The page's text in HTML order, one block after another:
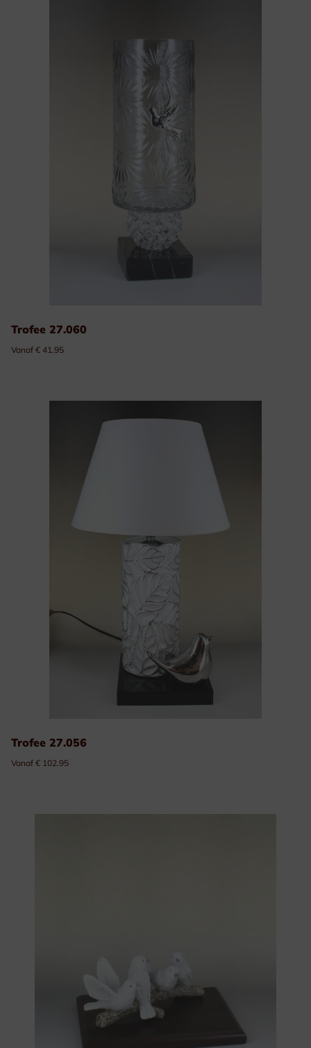
Trofee 27.060
Vanaf € 41.95
Trofee 27.056
Vanaf € 102.95